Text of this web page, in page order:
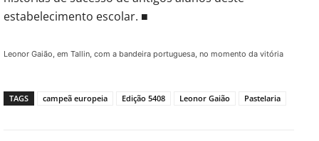
estabelecimento escolar. ■
Leonor Gaião, em Tallin, com a bandeira portuguesa, no momento da vitória
TAGS campeã europeia Edição 5408 Leonor Gaião Pastelaria